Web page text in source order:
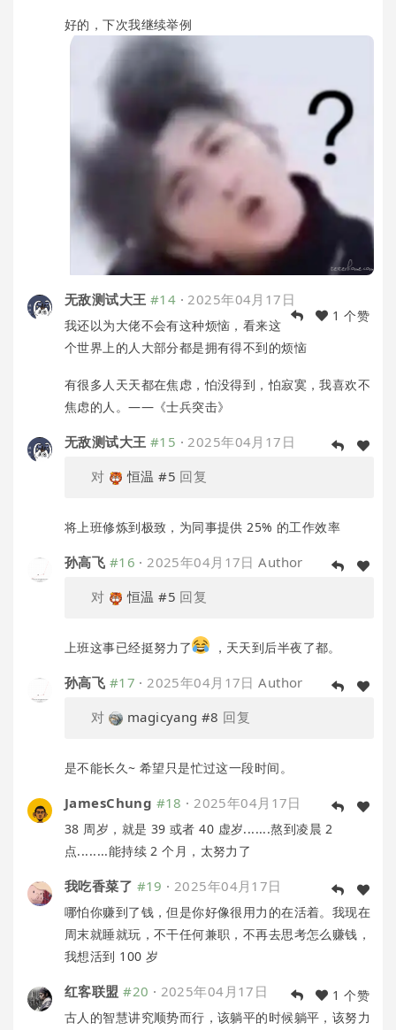
好的，下次我继续举例
无敌测试大王 #14 · 2025年04月17日
1 个赞
我还以为大佬不会有这种烦恼，看来这
个世界上的人大部分都是拥有得不到的烦恼
有很多人天天都在焦虑，怕没得到，怕寂寞，我喜欢不
焦虑的人。——《士兵突击》
无敌测试大王 #15 · 2025年04月17日
对
恒温 #5 回复
将上班修炼到极致，为同事提供 25% 的工作效率
孙高飞 #16 · 2025年04月17日 Author
对
恒温 #5 回复
上班这事已经挺努力了 ，天天到后半夜了都。
孙高飞 #17 · 2025年04月17日 Author
对
magicyang #8 回复
是不能长久~ 希望只是忙过这一段时间。
JamesChung #18 · 2025年04月17日
38 周岁，就是 39 或者 40 虚岁.......熬到凌晨 2
点........能持续 2 个月，太努力了
我吃香菜了 #19 · 2025年04月17日
哪怕你赚到了钱，但是你好像很用力的在活着。我现在
周末就睡就玩，不干任何兼职，不再去思考怎么赚钱，
我想活到 100 岁
红客联盟 #20 · 2025年04月17日
1 个赞
古人的智慧讲究顺势而行，该躺平的时候躺平，该努力